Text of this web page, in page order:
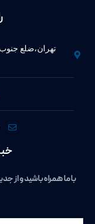
تهران،ضلع جنوب
با ما همراه باشید و از